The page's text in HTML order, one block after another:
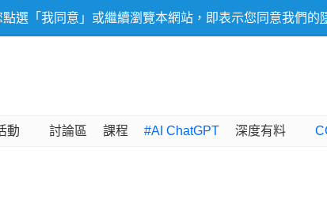
選「我同意」或繼續瀏覽本網站，即表示您同意我們的
動 討論區 課程 #AI ChatGPT 深度有料